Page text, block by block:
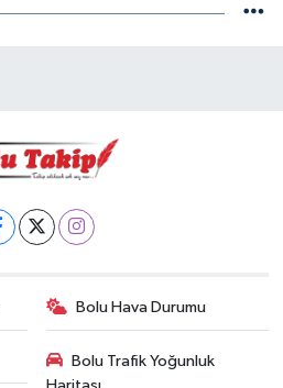
Bolu Hava Durumu
Bolu Trafik Yoğunluk
Haritası